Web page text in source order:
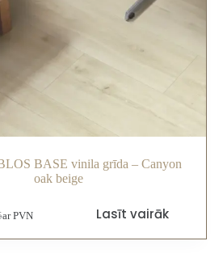
BASE vinila grīda – Canyon
oak beige
ar PVN Lasīt vairāk